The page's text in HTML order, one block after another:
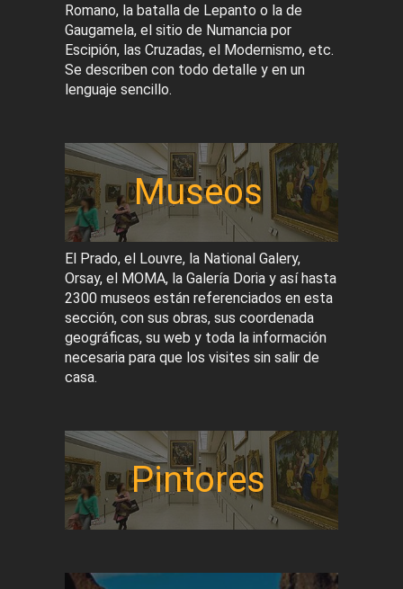
Romano, la batalla de Lepanto o la de
Gaugamela, el sitio de Numancia por
Escipión, las Cruzadas, el Modernismo, etc.
Se describen con todo detalle y en un
lenguaje sencillo.
Museos
El Prado, el Louvre, la National Galery,
Orsay, el MOMA, la Galería Doria y así hasta
2300 museos están referenciados en esta
sección, con sus obras, sus coordenada
geográficas, su web y toda la información
necesaria para que los visites sin salir de
casa.
Pintores